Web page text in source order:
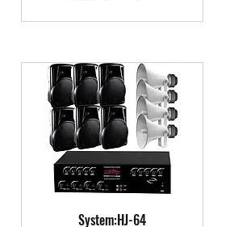
العرض السريع
System:HJ-64